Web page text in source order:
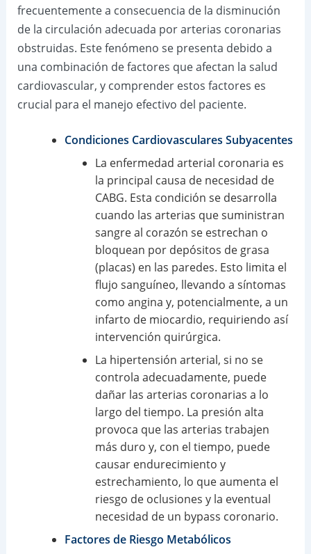
frecuentemente a consecuencia de la disminución
de la circulación adecuada por arterias coronarias
obstruidas. Este fenómeno se presenta debido a
una combinación de factores que afectan la salud
cardiovascular, y comprender estos factores es
crucial para el manejo efectivo del paciente.
Condiciones Cardiovasculares Subyacentes
La enfermedad arterial coronaria es
la principal causa de necesidad de
CABG. Esta condición se desarrolla
cuando las arterias que suministran
sangre al corazón se estrechan o
bloquean por depósitos de grasa
(placas) en las paredes. Esto limita el
flujo sanguíneo, llevando a síntomas
como angina y, potencialmente, a un
infarto de miocardio, requiriendo así
intervención quirúrgica.
La hipertensión arterial, si no se
controla adecuadamente, puede
dañar las arterias coronarias a lo
largo del tiempo. La presión alta
provoca que las arterias trabajen
más duro y, con el tiempo, puede
causar endurecimiento y
estrechamiento, lo que aumenta el
riesgo de oclusiones y la eventual
necesidad de un bypass coronario.
Factores de Riesgo Metabólicos